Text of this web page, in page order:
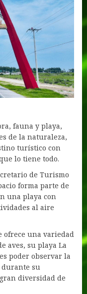
fauna y playa,
de la naturaleza,
turístico con
lo tiene todo.
de Turismo
forma parte de
una playa con
al aire
ofrece una variedad
aves, su playa La
poder observar la
su
diversidad de